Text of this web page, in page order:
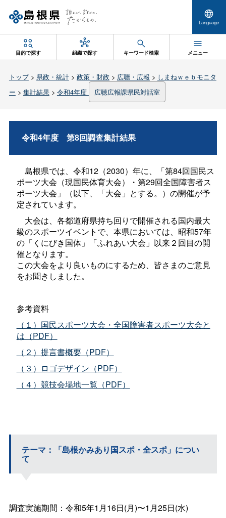
Language
目的で探す 組織で探す キーワード検索 メニュー
トップ> 県政・統計> 政策・財政 > 広聴・広報 > しまねｗｅｂモニタ
ー > 集計結果> 令和4年度 広聴広報課県民対話室
令和4年度 第8回調査集計結果
島根県では、令和12（2030）年に、「第84回国民ス
ポーツ大会（現国民体育大会）・第29回全国障害者ス
ポーツ大会」（以下、「大会」とする。）の開催が予
定されています。
大会は、各都道府県持ち回りで開催される国内最大
級のスポーツイベントで、本県においては、昭和57年
の「くにびき国体」「ふれあい大会」以来２回目の開
催となります。
この大会をより良いものにするため、皆さまのご意見
をお聞きしました。
参考資料
（１）国民スポーツ大会・全国障害者スポーツ大会と
は（PDF）
（２）提言書概要（PDF）
（３）ロゴデザイン（PDF）
（４）競技会場地一覧（PDF）
テーマ：「島根かみあり国スポ・全スポ」につい
て
調査実施期間：令和5年1月16日(月)〜1月25日(水)